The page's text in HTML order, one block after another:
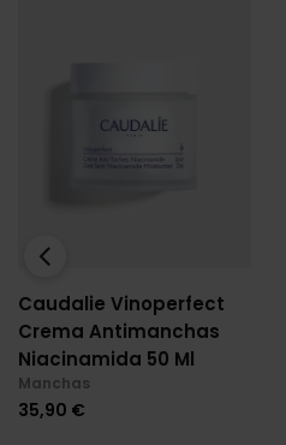
Caudalie Vinoperfect
Crema Antimanchas
Niacinamida 50 Ml
Manchas
Precio
35,90 €
‹